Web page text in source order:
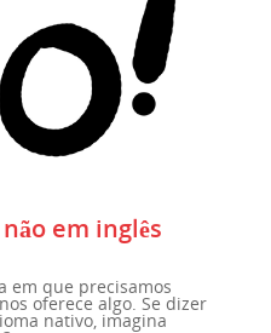
em inglês
em que precisamos
oferece algo. Se dizer
nativo, imagina